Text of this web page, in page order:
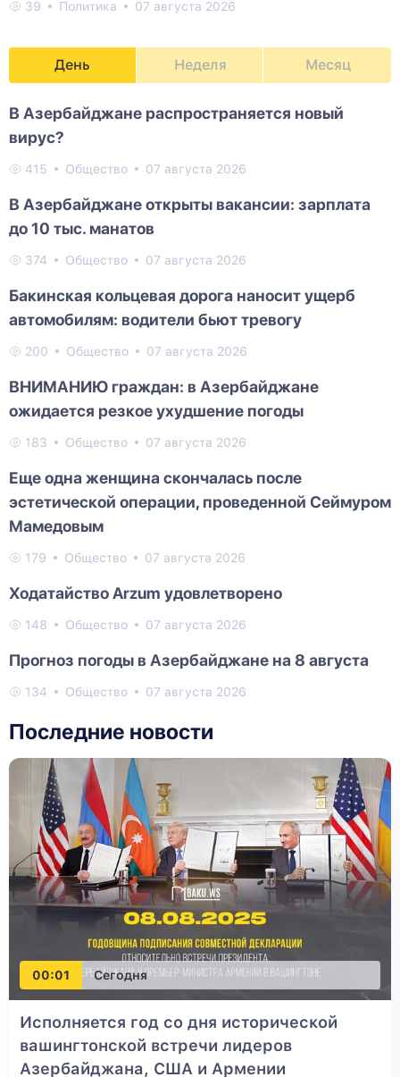
39 Политика 07 августа 2026
День Неделя Месяц
В Азербайджане распространяется новый
вирус?
415 Общество 07 августа 2026
В Азербайджане открыты вакансии: зарплата
до 10 тыс. манатов
374 Общество 07 августа 2026
Бакинская кольцевая дорога наносит ущерб
автомобилям: водители бьют тревогу
200 Общество 07 августа 2026
ВНИМАНИЮ граждан: в Азербайджане
ожидается резкое ухудшение погоды
183 Общество 07 августа 2026
Еще одна женщина скончалась после
эстетической операции, проведенной Сеймуром
Мамедовым
179 Общество 07 августа 2026
Ходатайство Arzum удовлетворено
148 Общество 07 августа 2026
Прогноз погоды в Азербайджане на 8 августа
134 Общество 07 августа 2026
Последние новости
00:01 Сегодня
Исполняется год со дня исторической
вашингтонской встречи лидеров
Азербайджана, США и Армении